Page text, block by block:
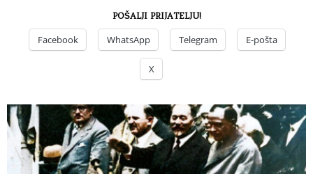
POŠALJI PRIJATELJU!
Facebook WhatsApp Telegram E-pošta
X